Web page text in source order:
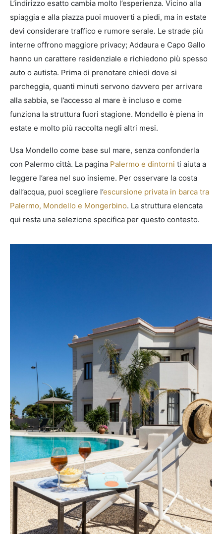
L’indirizzo esatto cambia molto l’esperienza. Vicino alla
spiaggia e alla piazza puoi muoverti a piedi, ma in estate
devi considerare traffico e rumore serale. Le strade più
interne offrono maggiore privacy; Addaura e Capo Gallo
hanno un carattere residenziale e richiedono più spesso
auto o autista. Prima di prenotare chiedi dove si
parcheggia, quanti minuti servono davvero per arrivare
alla sabbia, se l’accesso al mare è incluso e come
funziona la struttura fuori stagione. Mondello è piena in
estate e molto più raccolta negli altri mesi.
Usa Mondello come base sul mare, senza confonderla
con Palermo città. La pagina Palermo e dintorni ti aiuta a
leggere l’area nel suo insieme. Per osservare la costa
dall’acqua, puoi scegliere l’escursione privata in barca tra
Palermo, Mondello e Mongerbino. La struttura elencata
qui resta una selezione specifica per questo contesto.